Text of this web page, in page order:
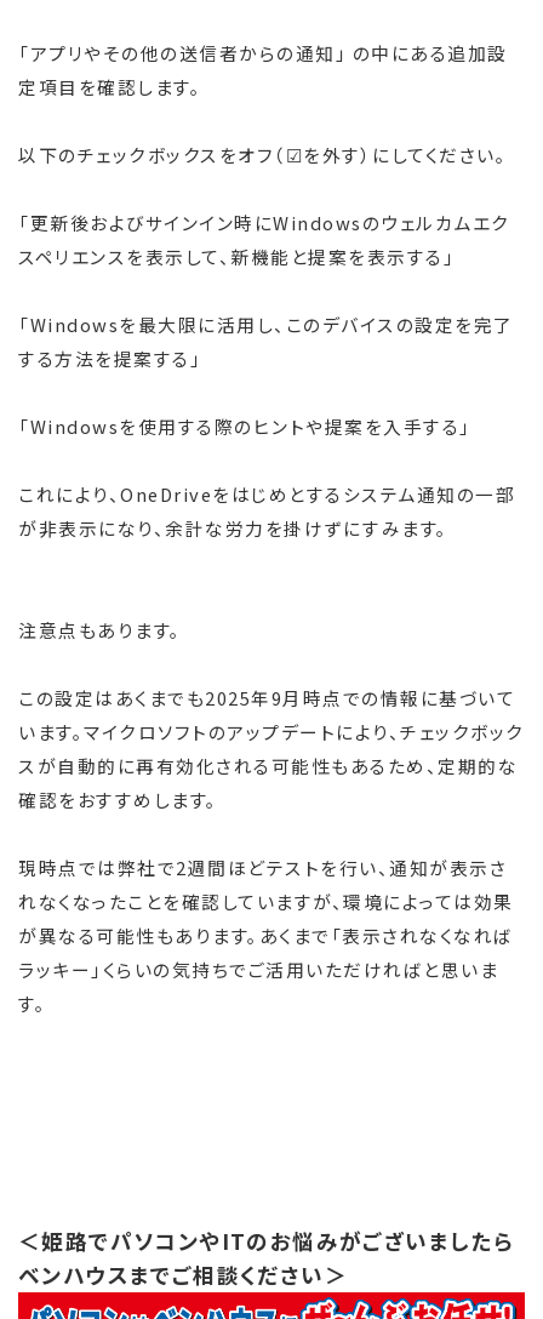
「アプリやその他の送信者からの通知」 の中にある追加設
定項目を確認します。
以下のチェックボックスをオフ（☑を外す）にしてください。
「更新後およびサインイン時にWindowsのウェルカムエク
スペリエンスを表示して、新機能と提案を表示する」
「Windowsを最大限に活用し、このデバイスの設定を完了
する方法を提案する」
「Windowsを使用する際のヒントや提案を入手する」
これにより、OneDriveをはじめとするシステム通知の一部
が非表示になり、余計な労力を掛けずにすみます。
注意点もあります。
この設定はあくまでも2025年9月時点での情報に基づいて
います。マイクロソフトのアップデートにより、チェックボック
スが自動的に再有効化される可能性もあるため、定期的な
確認をおすすめします。
現時点では弊社で2週間ほどテストを行い、通知が表示さ
れなくなったことを確認していますが、環境によっては効果
が異なる可能性もあります。あくまで「表示されなくなれば
ラッキー」くらいの気持ちでご活用いただければと思いま
す。
＜姫路でパソコンやITのお悩みがございましたら
ベンハウスまでご相談ください＞